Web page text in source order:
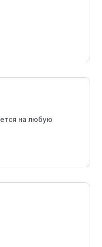
на любую